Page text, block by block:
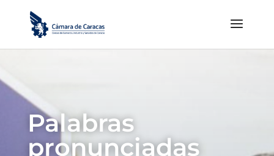
Palabras
pronunciadas